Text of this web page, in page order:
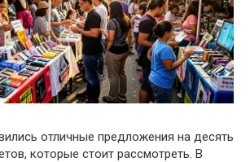
отличные предложения на десять
которые стоит рассмотреть. В